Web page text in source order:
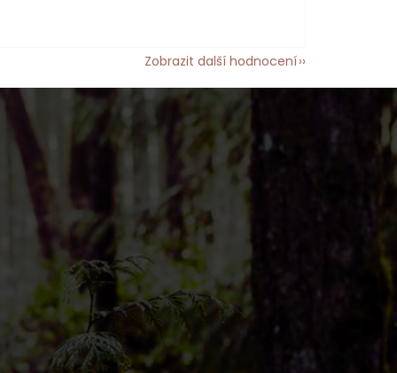
Zobrazit další hodnocení